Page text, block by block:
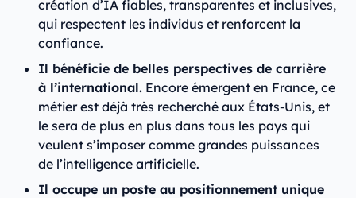
création d’IA fiables, transparentes et inclusives,
qui respectent les individus et renforcent la
confiance.
Il bénéficie de belles perspectives de carrière
à l’international. Encore émergent en France, ce
métier est déjà très recherché aux États-Unis, et
le sera de plus en plus dans tous les pays qui
veulent s’imposer comme grandes puissances
de l’intelligence artificielle.
Il occupe un poste au positionnement unique